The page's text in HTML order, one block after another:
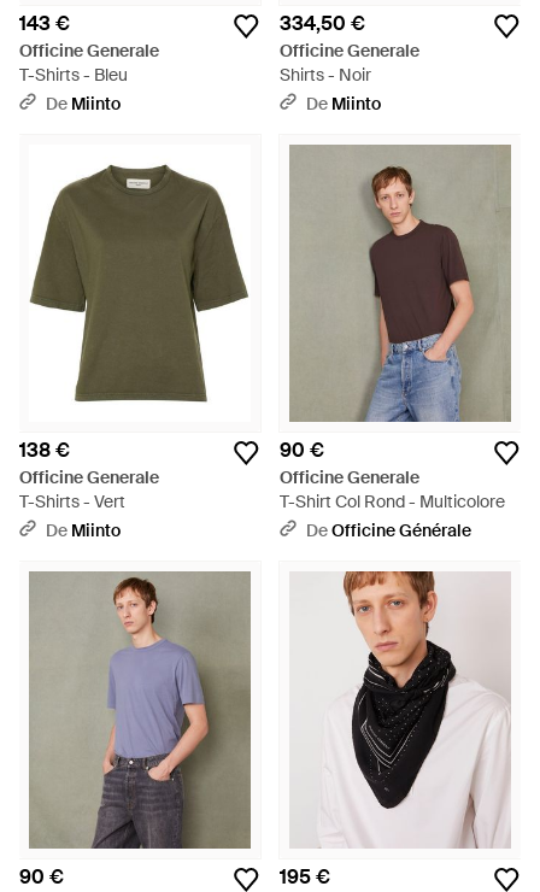
143 €
Officine Generale
T-Shirts - Bleu
De Miinto
334,50 €
Officine Generale
Shirts - Noir
De Miinto
138 €
Officine Generale
T-Shirts - Vert
De Miinto
90 €
Officine Generale
T-Shirt Col Rond - Multicolore
DeOfficine Générale
90 € 195 €